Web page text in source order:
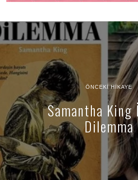
ÖNCEKI HIKAYE
Samantha King
Dilemma